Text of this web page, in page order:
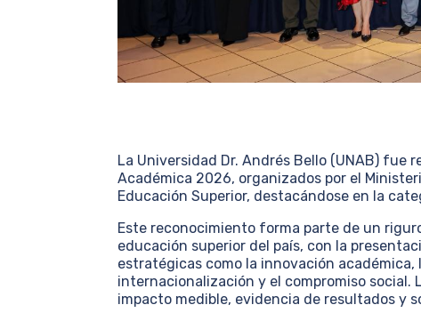
La Universidad Dr. Andrés Bello (UNAB) fue
Académica 2026, organizados por el
Educación Superior, destacándose en la
Este reconocimiento forma parte de un
educación superior del país, con la
estratégicas como la innovación
internacionalización y el compromiso
impacto medible, evidencia de resultados y